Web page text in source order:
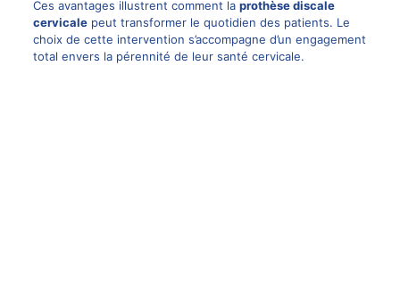
Ces avantages illustrent comment la prothèse discale
cervicalepeut transformer le quotidien des patients. Le
choix de cette intervention s’accompagne d’un engagement
total envers la pérennité de leur santé cervicale.